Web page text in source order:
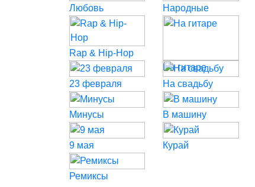
Любовь Народные
Rap & Hip-Hop
На гитаре
23 февраля
На свадьбу
Минусы В машину
9 мая Курай
Ремиксы